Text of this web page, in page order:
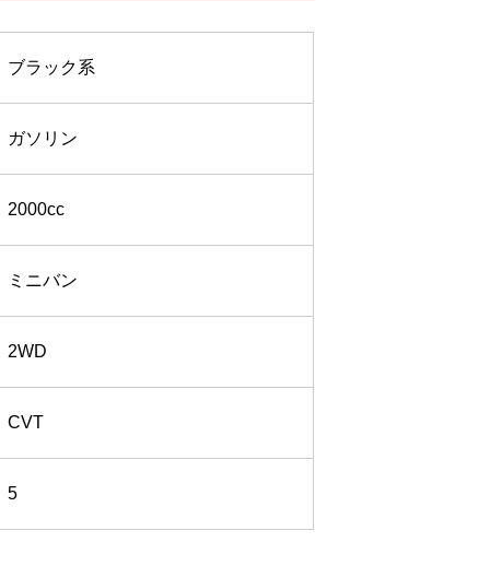
ブラック系
ガソリン
2000cc
ミニバン
2WD
CVT
5